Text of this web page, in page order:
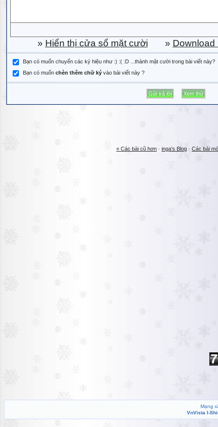
» Hiển thị cửa sổ mặt cười » Download
Bạn có muốn chuyển các ký hiệu như :) :( :D ...thành mặt cười trong bài viết này?
Bạn có muốn chèn thêm chữ ký vào bài viết này ?
« Các bài cũ hơn · inga's Blog · Các bài
Mạng
VnVista I-